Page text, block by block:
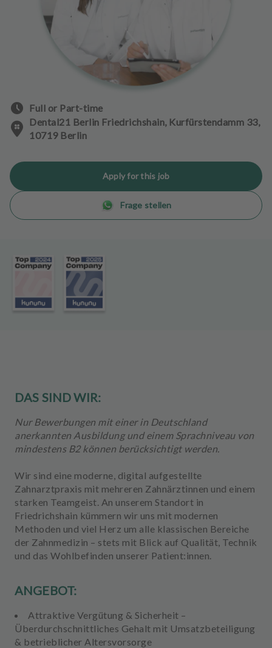
Full or Part-time
Dental21 Berlin Friedrichshain, Kurfürstendamm 33,
10719 Berlin
Apply for this job
Frage stellen
DAS SIND WIR:
Nur Bewerbungen mit einer in Deutschland
anerkannten Ausbildung und einem Sprachniveau von
mindestens B2 können berücksichtigt werden.
Wir sind eine moderne, digital aufgestellte
Zahnarztpraxis mit mehreren Zahnärztinnen und einem
starken Teamgeist. An unserem Standort in
Friedrichshain kümmern wir uns mit modernen
Methoden und viel Herz um alle klassischen Bereiche
der Zahnmedizin – stets mit Blick auf Qualität, Technik
und das Wohlbefinden unserer Patient:innen.
ANGEBOT:
Attraktive Vergütung & Sicherheit –
Überdurchschnittliches Gehalt mit Umsatzbeteiligung
& betrieblicher Altersvorsorge